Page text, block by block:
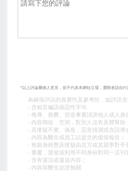
*以上評論屬個人意見，並不代表本網站立場，瀏覽者請自
為確保評語的真實性及參考性，如評語
- 含粗言穢語或惡性字句
- 侮辱、挑釁、捏造事實誹謗他人或人身
- 內容簡短﹑空洞，對別人沒有具體幫助；
- 具懷疑不實、偽造﹑惡意猜測或含誤導
- 內容為醫生或員工以提交的虛假報告；
- 無親身經歷及懷疑由店方或其競爭對手
- 重覆﹑濫發或利用不同身份對同一店刊
- 含有違法或違規內容；
- 內容與醫生診證無關